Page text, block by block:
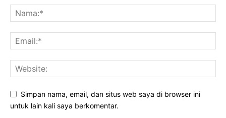
Simpan nama, email, dan situs web saya di browser ini
untuk lain kali saya berkomentar.